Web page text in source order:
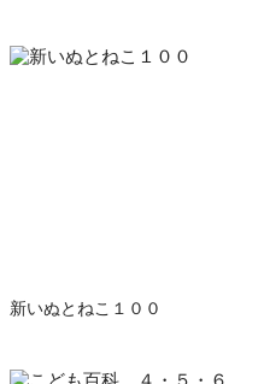
新いぬとねこ１００